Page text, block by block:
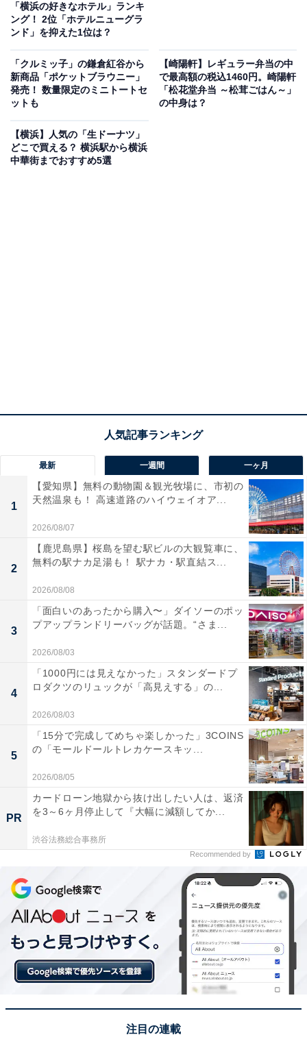
「横浜の好きなホテル」ランキ
ング！ 2位「ホテルニューグラ
ンド」を抑えた1位は？
「クルミッ子」の鎌倉紅谷から
新商品「ポケットブラウニー」
発売！ 数量限定のミニトートセ
ットも
【崎陽軒】レギュラー弁当の中
で最高額の税込1460円。崎陽軒
「松花堂弁当 ～松茸ごはん～」
の中身は？
【横浜】人気の「生ドーナツ」
どこで買える？ 横浜駅から横浜
中華街までおすすめ5選
最新 一週間 一ヶ月
1
【愛知県】無料の動物園＆観光牧場に、市初の
天然温泉も！ 高速道路のハイウェイオア...
2026/08/07
2
【鹿児島県】桜島を望む駅ビルの大観覧車に、
無料の駅ナカ足湯も！ 駅ナカ・駅直結ス...
2026/08/08
3
「面白いのあったから購入〜」ダイソーのポッ
プアップランドリーバッグが話題。“さま...
2026/08/03
4
「1000円には見えなかった」スタンダードプ
ロダクツのリュックが「高見えする」の...
2026/08/03
5
「15分で完成してめちゃ楽しかった」3COINS
の「モールドールトレカケースキッ...
2026/08/05
PR
カードローン地獄から抜け出したい人は、返済
を3～6ヶ月停止して『大幅に減額してか...
渋谷法務総合事務所
Recommended by
注目の連載